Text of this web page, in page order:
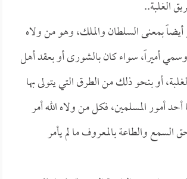
الغلبة..
أيضاً بمعنى السلطان والملك، وهو من ولاه
وسمي أميراً، سواء كان بالشورى أو بعقد أهل
أو بنحو ذلك من الطرق التي يتولى بها
أحد أمور المسلمين، فكل من ولاه الله أمر
السمع والطاعة بالمعروف ما لم يأمر